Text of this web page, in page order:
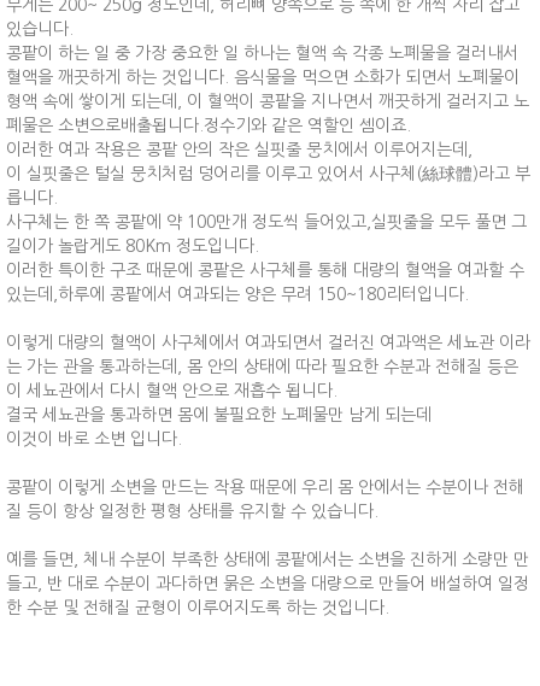
무게는 200~ 250g 정도인데, 허리뼈 양쪽으로 등 쪽에 한 개씩 자리 잡고
있습니다.
콩팥이 하는 일 중 가장 중요한 일 하나는 혈액 속 각종 노폐물을 걸러내서
혈액을 깨끗하게 하는 것입니다. 음식물을 먹으면 소화가 되면서 노폐물이
형액 속에 쌓이게 되는데, 이 혈액이 콩팥을 지나면서 깨끗하게 걸러지고 노
폐물은 소변으로배출됩니다.정수기와 같은 역할인 셈이죠.
이러한 여과 작용은 콩팥 안의 작은 실핏줄 뭉치에서 이루어지는데,
이 실핏줄은 털실 뭉치처럼 덩어리를 이루고 있어서 사구체(絲球體)라고 부
릅니다.
사구체는 한 쪽 콩팥에 약 100만개 정도씩 들어있고,실핏줄을 모두 풀면 그
길이가 놀랍게도 80Km 정도입니다.
이러한 특이한 구조 때문에 콩팥은 사구체를 통해 대량의 혈액을 여과할 수
있는데,하루에 콩팥에서 여과되는 양은 무려 150~180리터입니다.
이렇게 대량의 혈액이 사구체에서 여과되면서 걸러진 여과액은 세뇨관 이라
는 가는 관을 통과하는데, 몸 안의 상태에 따라 필요한 수분과 전해질 등은
이 세뇨관에서 다시 혈액 안으로 재흡수 됩니다.
결국 세뇨관을 통과하면 몸에 불필요한 노폐물만 남게 되는데
이것이 바로 소변 입니다.
콩팥이 이렇게 소변을 만드는 작용 때문에 우리 몸 안에서는 수분이나 전해
질 등이 항상 일정한 평형 상태를 유지할 수 있습니다.
예를 들면, 체내 수분이 부족한 상태에 콩팥에서는 소변을 진하게 소량만 만
들고, 반 대로 수분이 과다하면 묽은 소변을 대량으로 만들어 배설하여 일정
한 수분 및 전해질 균형이 이루어지도록 하는 것입니다.